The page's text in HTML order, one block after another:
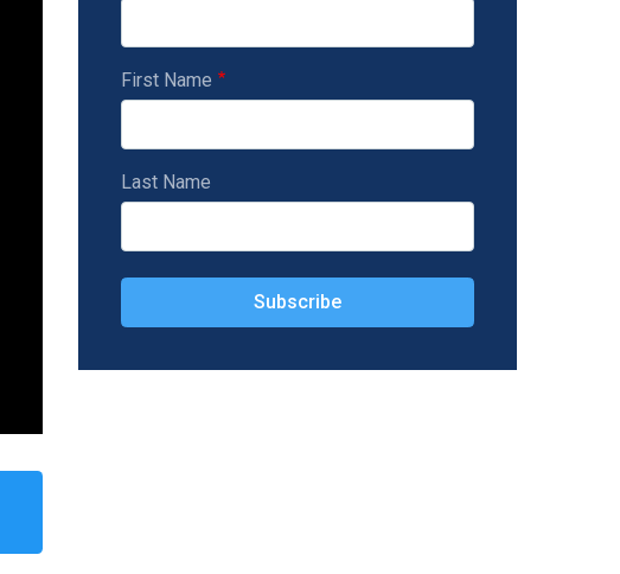
First Name
Last Name